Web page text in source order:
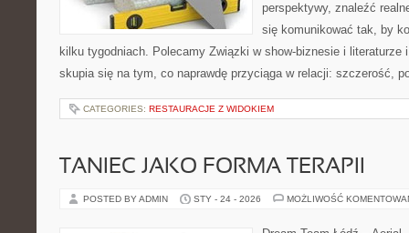
perspektywy, znaleźć
się komunikować tak, by
kilku tygodniach. Polecamy Związki w show-biznesie i literaturze
skupia się na tym, co naprawdę przyciąga w relacji: szczerość,
CATEGORIES: RESTAURACJE Z WIDOKIEM
TANIEC JAKO FORMA TERAPII
POSTED BY ADMIN STY - 24 - 2026 MOŻLIWOŚĆ